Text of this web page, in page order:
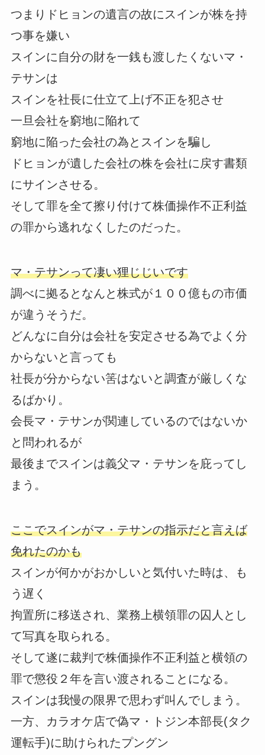
つまりドヒョンの遺言の故にスインが株を持
つ事を嫌い
スインに自分の財を一銭も渡したくないマ・
テサンは
スインを社長に仕立て上げ不正を犯させ
一旦会社を窮地に陥れて
窮地に陥った会社の為とスインを騙し
ドヒョンが遺した会社の株を会社に戻す書類
にサインさせる。
そして罪を全て擦り付けて株価操作不正利益
の罪から逃れなくしたのだった。
マ・テサンって凄い狸じじいです
調べに拠るとなんと株式が１００億もの市価
が違うそうだ。
どんなに自分は会社を安定させる為でよく分
からないと言っても
社長が分からない筈はないと調査が厳しくな
るばかり。
会長マ・テサンが関連しているのではないか
と問われるが
最後までスインは義父マ・テサンを庇ってし
まう。
ここでスインがマ・テサンの指示だと言えば
免れたのかも
スインが何かがおかしいと気付いた時は、も
う遅く
拘置所に移送され、業務上横領罪の囚人とし
て写真を取られる。
そして遂に裁判で株価操作不正利益と横領の
罪で懲役２年を言い渡されることになる。
スインは我慢の限界で思わず叫んでしまう。
一方、カラオケ店で偽マ・トジン本部長(タク
運転手)に助けられたプングン